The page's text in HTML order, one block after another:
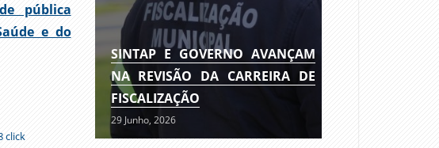
pública
e do
click
SINTAP E GOVERNO AVANÇAM
NA REVISÃO DA CARREIRA DE
FISCALIZAÇÃO
29 Junho, 2026